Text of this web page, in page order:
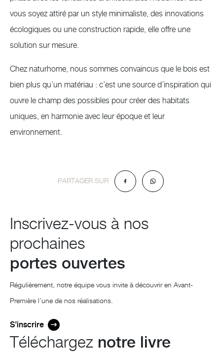
vous soyez attiré par un style minimaliste, des innovations
écologiques ou une construction rapide, elle offre une
solution sur mesure.
Chez naturhome, nous sommes convaincus que le bois est
bien plus qu’un matériau : c’est une source d’inspiration qui
ouvre le champ des possibles pour créer des habitats
uniques, en harmonie avec leur époque et leur
environnement.
PARTAGER SUR
Inscrivez-vous à nos
prochaines
portes ouvertes
Régulièrement, notre équipe vous invite à découvrir en Avant-
Première l’une de nos réalisations.
S’inscrire
Téléchargez notre livre